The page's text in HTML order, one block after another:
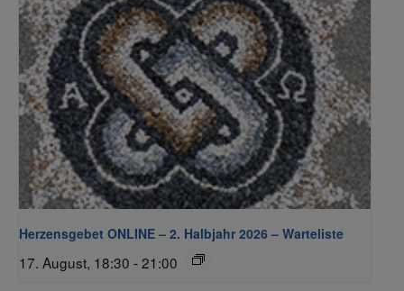
Herzensgebet ONLINE – 2. Halbjahr 2026 – Warteliste
17. August, 18:30 -21:00